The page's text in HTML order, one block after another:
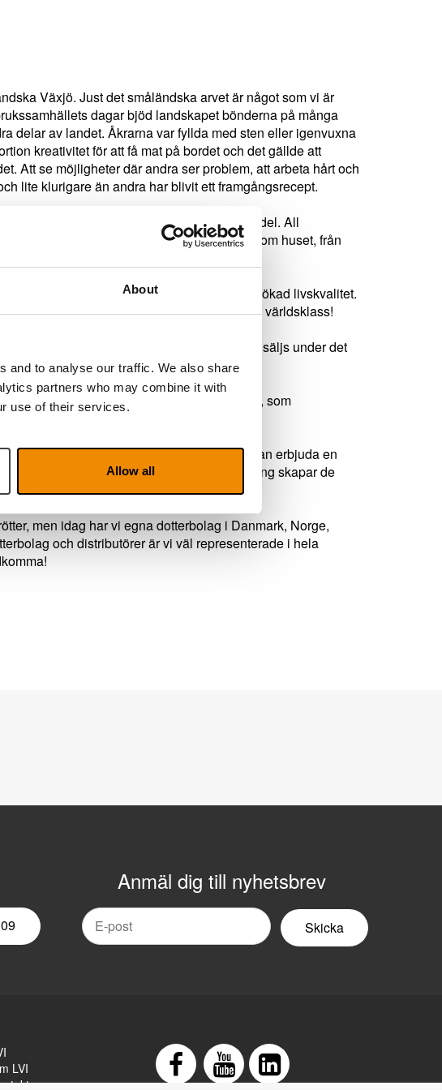
About
and to analyse our traffic. We also share
partners who may combine it with
use of their services.
Allow all
Växjö. Just det småländska arvet är något som vi är
dagar bjöd landskapet bönderna på många
delar av landet. Åkrarna var fyllda med sten eller igenvuxna
kreativitet för att få mat på bordet och det gällde att
Att se möjligheter där andra ser problem, att arbeta hårt och
lite klurigare än andra har blivit ett framgångsrecept.
tillverkare av elektroniska synhjälpmedel. All
det som en stor fördel att ha hela kedjan inom huset, från
synnedsättning och ge dem möjlighet till ökad livskvalitet.
och användarvänliga och dessutom håller världsklass!
på tillförlitlighet och servicevänlighet och säljs under det
stort sortiment av kompletterande produkter, som
tillbehör.
inom synområdet. Det innebär att vi kan erbjuda en
tillsammans med en skräddarsydd utbildning skapar de
eller på arbetet.
men idag har vi egna dotterbolag i Danmark, Norge,
och distributörer är vi väl representerade i hela
Anmäl dig till nyhetsbrev
Email
nyhetsbrev
LVI